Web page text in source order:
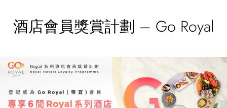
酒店會員獎賞計劃 – Go Royal